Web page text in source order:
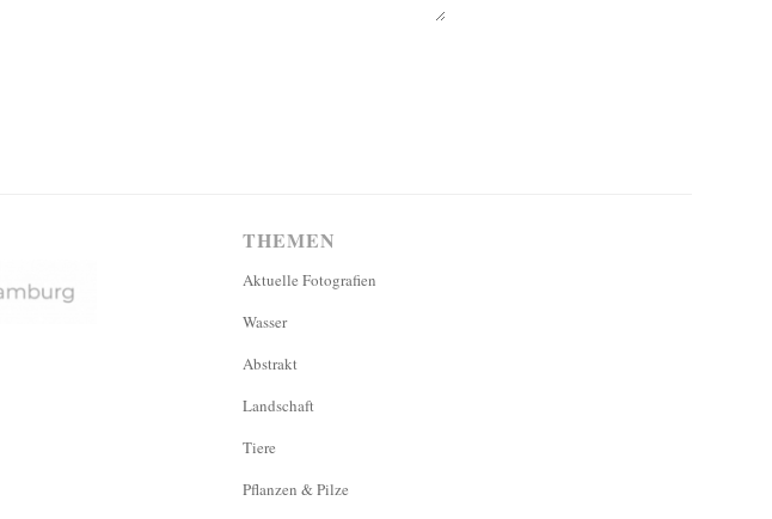
THEMEN
Aktuelle Fotografien
Wasser
Abstrakt
Landschaft
Tiere
Pflanzen & Pilze